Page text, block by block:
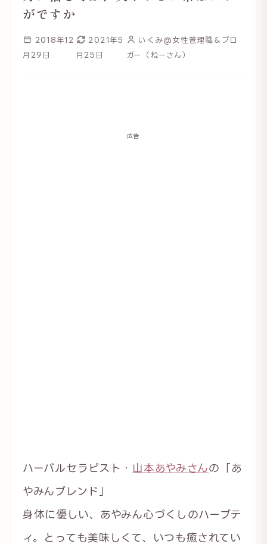
がですか
2018年12
月29日
2021年5
月25日
いくみ@女性管理職＆ブロ
ガー（ねーさん）
広告
ハーバルセラピスト・ 山本あやみさんの「あ
やみんブレンド」
身体に優しい、あやみん心づくしのハーブテ
ィ。とっても美味しくて、いつも癒されてい